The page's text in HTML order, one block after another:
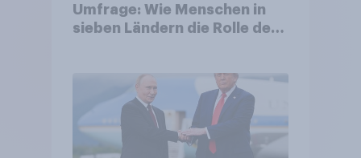
Umfrage: Wie Menschen in
sieben Ländern die Rolle der
Bedrohungen und Bündnisse
bewerten